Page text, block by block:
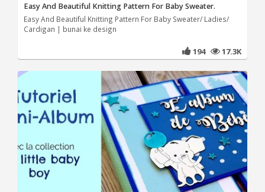
Easy And Beautiful Knitting Pattern For Baby Sweater.
Easy And Beautiful Knitting Pattern For Baby Sweater/ Ladies/
Cardigan | bunai ke design
194 17.3K